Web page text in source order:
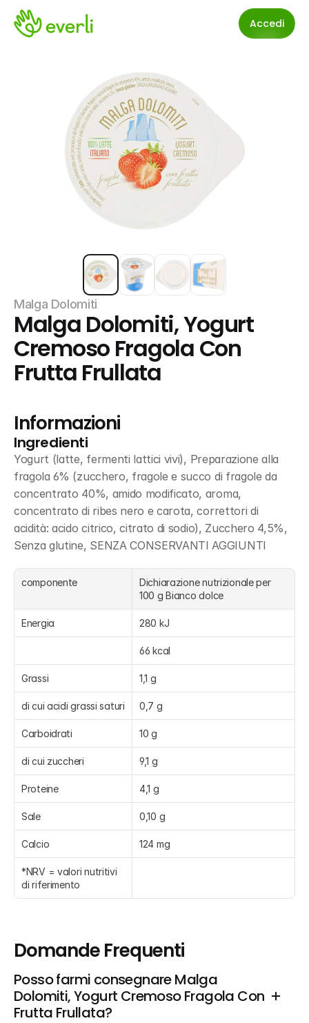
Accedi
Malga Dolomiti
Malga Dolomiti, Yogurt
Cremoso Fragola Con
Frutta Frullata
Informazioni
Ingredienti
Yogurt (latte, fermenti lattici vivi), Preparazione alla
fragola 6% (zucchero, fragole e succo di fragole da
concentrato 40%, amido modificato, aroma,
concentrato di ribes nero e carota, correttori di
acidità: acido citrico, citrato di sodio), Zucchero 4,5%,
Senza glutine, SENZA CONSERVANTI AGGIUNTI
componente
Dichiarazione nutrizionale per
100 g Bianco dolce
Energia 280 kJ
66 kcal
Grassi 1,1 g
di cui acidi grassi saturi 0,7 g
Carboidrati 10 g
di cui zuccheri 9,1 g
Proteine 4,1 g
Sale 0,10 g
Calcio 124 mg
*NRV = valori nutritivi
di riferimento
Domande Frequenti
Posso farmi consegnare Malga
Dolomiti, Yogurt Cremoso Fragola Con
Frutta Frullata?